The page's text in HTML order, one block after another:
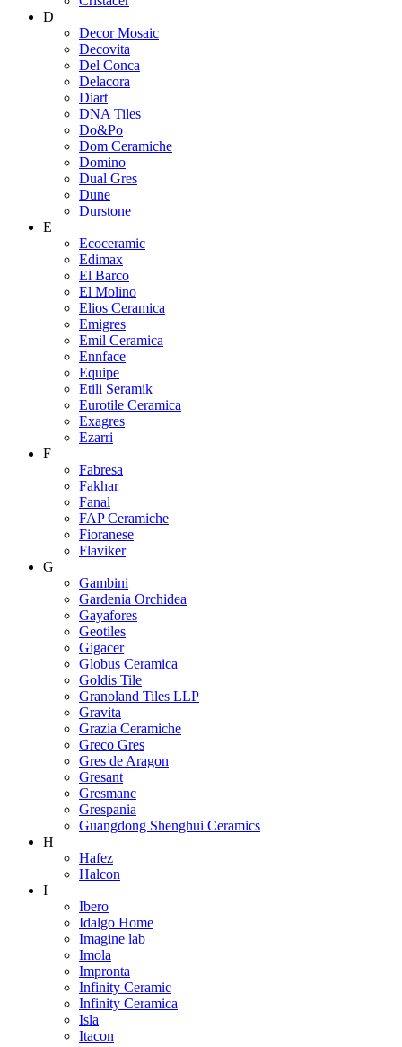
D
Decor Mosaic
Decovita
Del Conca
Delacora
Diart
DNA Tiles
Do&Po
Dom Ceramiche
Domino
Dual Gres
Dune
Durstone
E
Ecoceramic
Edimax
El Barco
El Molino
Elios Ceramica
Emigres
Emil Ceramica
Ennface
Equipe
Etili Seramik
Eurotile Ceramica
Exagres
Ezarri
F
Fabresa
Fakhar
Fanal
FAP Ceramiche
Fioranese
Flaviker
G
Gambini
Gardenia Orchidea
Gayafores
Geotiles
Gigacer
Globus Ceramica
Goldis Tile
Granoland Tiles LLP
Gravita
Grazia Ceramiche
Greco Gres
Gres de Aragon
Gresant
Gresmanc
Grespania
Guangdong Shenghui Ceramics
H
Hafez
Halcon
I
Ibero
Idalgo Home
Imagine lab
Imola
Impronta
Infinity Ceramic
Infinity Ceramica
Isla
Itacon